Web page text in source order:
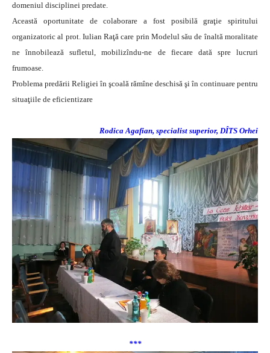
domeniul disciplinei predate.
Această oportunitate de colaborare a fost posibilă graţie spiritului
organizatoric al prot. Iulian Raţă care prin Modelul său de înaltă moralitate
ne înnobilează sufletul, mobilizîndu-ne de fiecare dată spre lucruri
frumoase.
Problema predării Religiei în şcoală rămîne deschisă şi în continuare pentru
situaţiile de eficientizare
Rodica Agafian, specialist superior, DÎTS Orhei
***